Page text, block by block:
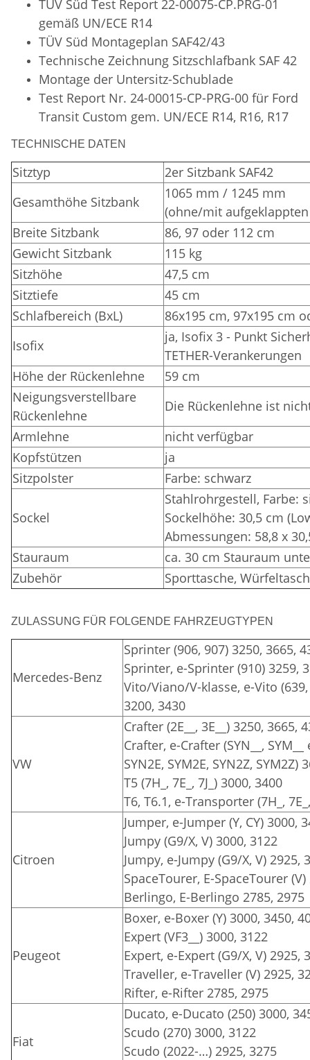
TÜV Süd Test Report 22-00075-CP.PRG-01
gemäß UN/ECE R14
TÜV Süd Montageplan SAF42/43
Technische Zeichnung Sitzschlafbank SAF 42
Montage der Untersitz-Schublade
Test Report Nr. 24-00015-CP-PRG-00 für Ford
Transit Custom gem. UN/ECE R14, R16, R17
TECHNISCHE DATEN
Sitztyp
2er Sitzbank SAF42
Gesamthöhe Sitzbank
1065 mm / 1245 mm
(ohne/mit
Breite Sitzbank
86, 97 oder 112 cm
Gewicht Sitzbank
115 kg
Sitzhöhe
47,5 cm
Sitztiefe
45 cm
Schlafbereich (BxL)
86x195 cm, 97x195 cm
Isofix
ja, Isofix 3 - Punkt
TETHER-Verankerungen
Höhe der Rückenlehne
59 cm
Neigungsverstellbare
Rückenlehne
Die Rückenlehne ist
Armlehne
nicht verfügbar
Kopfstützen
ja
Sitzpolster
Farbe: schwarz
Sockel
Stahlrohrgestell, Farbe:
Sockelhöhe: 30,5 cm
Abmessungen: 58,8 x
Stauraum
ca. 30 cm Stauraum
Zubehör
Sporttasche,
ZULASSUNG FÜR FOLGENDE FAHRZEUGTYPEN
Mercedes-Benz
Sprinter (906, 907) 3250, 3665,
Sprinter, e-Sprinter (910) 3259,
Vito/Viano/V-klasse, e-Vito
3200, 3430
VW
Crafter (2E__, 3E__) 3250, 3665,
Crafter, e-Crafter (SYN__, SYM__
SYN2E, SYM2E, SYN2Z, SYM2Z)
T5 (7H_, 7E_, 7J_) 3000, 3400
T6, T6.1, e-Transporter (7H_,
Citroen
Jumper, e-Jumper (Y, CY) 3000,
Jumpy (G9/X, V) 3000, 3122
Jumpy, e-Jumpy (G9/X, V) 2925,
SpaceTourer, E-SpaceTourer
Berlingo, E-Berlingo 2785, 2975
Peugeot
Boxer, e-Boxer (Y) 3000, 3450,
Expert (VF3__) 3000, 3122
Expert, e-Expert (G9/X, V) 2925,
Traveller, e-Traveller (V) 2925,
Rifter, e-Rifter 2785, 2975
Fiat
Ducato, e-Ducato (250) 3000,
Scudo (270) 3000, 3122
Scudo (2022-…) 2925, 3275